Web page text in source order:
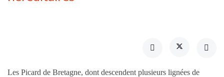
Les Picard de Bretagne, dont descendent plusieurs lignées de